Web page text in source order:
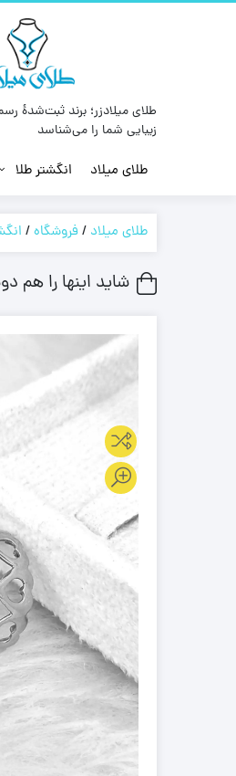
طلای میلادزر؛ برند ثبت‌شدهٔ
زیبایی شما را می‌شناسد
طلای میلاد انگشتر طلا
طلای میلاد /فروشگاه/
شاید اینها را هم